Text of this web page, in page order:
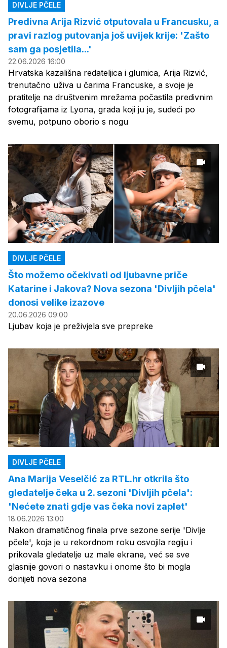
DIVLJE PČELE
Predivna Arija Rizvić otputovala u Francusku, a
pravi razlog putovanja još uvijek krije: 'Zašto
sam ga posjetila...'
22.06.2026 16:00
Hrvatska kazališna redateljica i glumica, Arija Rizvić,
trenutačno uživa u čarima Francuske, a svoje je
pratitelje na društvenim mrežama počastila predivnim
fotografijama iz Lyona, grada koji ju je, sudeći po
svemu, potpuno oborio s nogu
DIVLJE PČELE
Što možemo očekivati od ljubavne priče
Katarine i Jakova? Nova sezona 'Divljih pčela'
donosi velike izazove
20.06.2026 09:00
Ljubav koja je preživjela sve prepreke
DIVLJE PČELE
Ana Marija Veselčić za RTL.hr otkrila što
gledatelje čeka u 2. sezoni 'Divljih pčela':
'Nećete znati gdje vas čeka novi zaplet'
18.06.2026 13:00
Nakon dramatičnog finala prve sezone serije 'Divlje
pčele', koja je u rekordnom roku osvojila regiju i
prikovala gledatelje uz male ekrane, već se sve
glasnije govori o nastavku i onome što bi mogla
donijeti nova sezona